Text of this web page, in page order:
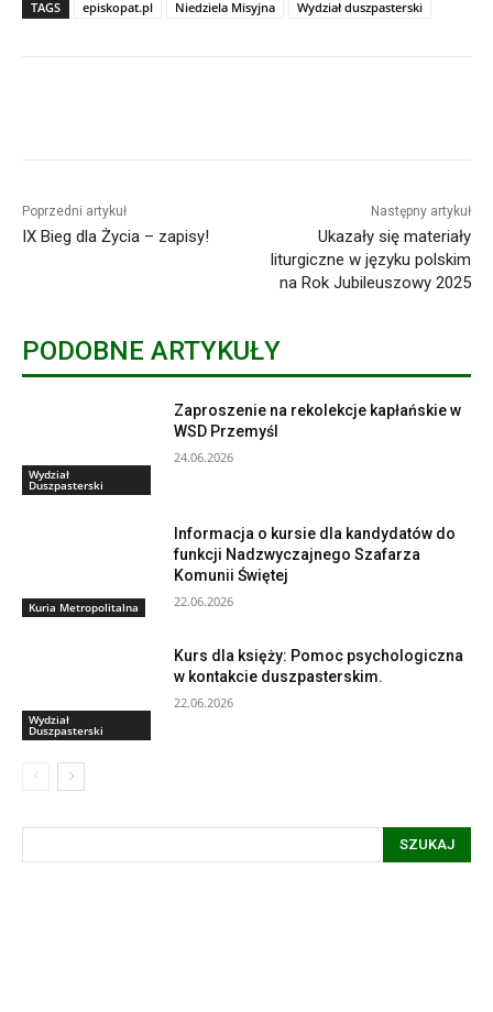
TAGS episkopat.pl Niedziela Misyjna Wydział duszpasterski
Poprzedni artykuł
IX Bieg dla Życia – zapisy!
Następny artykuł
Ukazały się materiały
liturgiczne w języku polskim
na Rok Jubileuszowy 2025
PODOBNE ARTYKUŁY
Wydział
Duszpasterski
Zaproszenie na rekolekcje kapłańskie w
WSD Przemyśl
24.06.2026
Kuria Metropolitalna
Informacja o kursie dla kandydatów do
funkcji Nadzwyczajnego Szafarza
Komunii Świętej
22.06.2026
Wydział
Duszpasterski
Kurs dla księży: Pomoc psychologiczna
w kontakcie duszpasterskim.
22.06.2026
SZUKAJ